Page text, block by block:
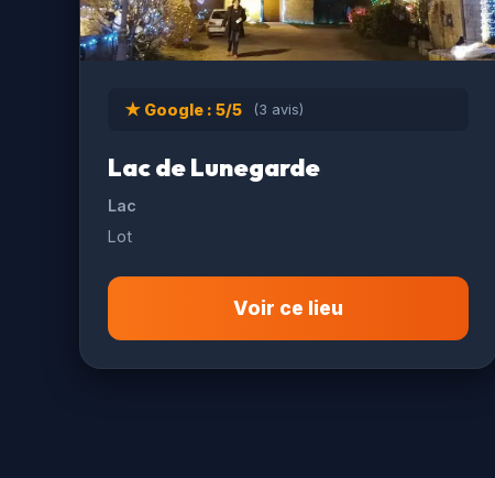
★ Google : 5/5 (3 avis)
Lac de Lunegarde
Lac
Lot
Voir ce lieu